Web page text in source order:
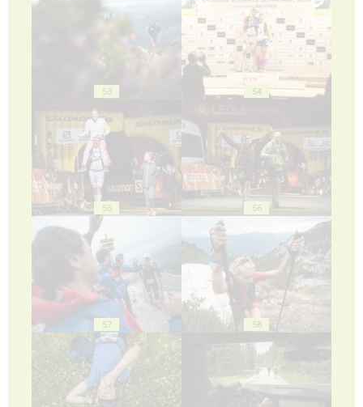
53 54
55 56
57 58